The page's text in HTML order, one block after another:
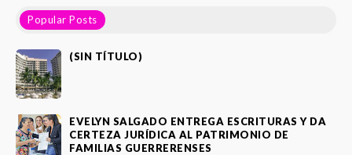
Popular Posts
(SIN TÍTULO)
EVELYN SALGADO ENTREGA ESCRITURAS Y DA
CERTEZA JURÍDICA AL PATRIMONIO DE
FAMILIAS GUERRERENSES